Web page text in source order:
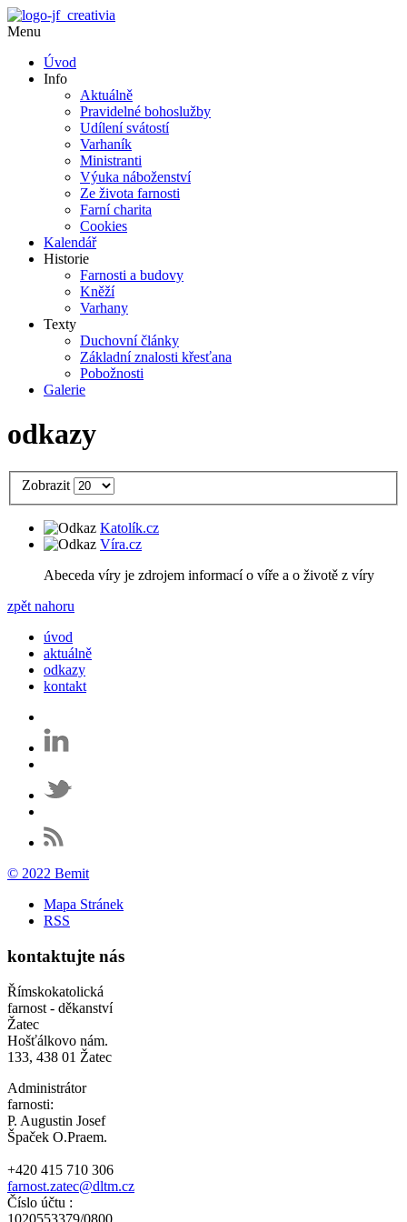
Menu
Úvod
Info
Aktuálně
Pravidelné bohoslužby
Udílení svátostí
Varhaník
Ministranti
Výuka náboženství
Ze života farnosti
Farní charita
Cookies
Kalendář
Historie
Farnosti a budovy
Kněží
Varhany
Texty
Duchovní články
Základní znalosti křesťana
Pobožnosti
Galerie
odkazy
Zobrazit
Katolík.cz
Víra.cz
Abeceda víry je zdrojem informací o víře a o životě z víry
zpět nahoru
úvod
aktuálně
odkazy
kontakt
© 2022 Bemit
Mapa Stránek
RSS
kontaktujte nás
Římskokatolická
farnost - děkanství
Žatec
Hošťálkovo nám.
133, 438 01 Žatec
Administrátor
farnosti:
P. Augustin Josef
Špaček O.Praem.
+420 415 710 306
farnost.zatec@dltm.cz
Číslo účtu :
1020553379/0800